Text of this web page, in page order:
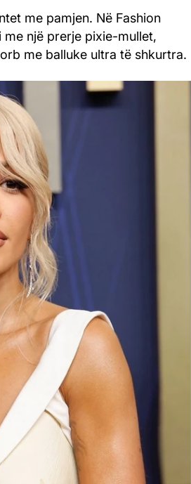
me pamjen. Në Fashion
një prerje pixie-mullet,
me balluke ultra të shkurtra.